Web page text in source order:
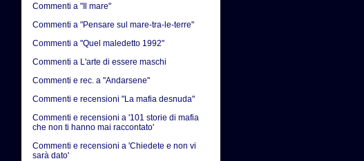
Commenti a "Il mare"
Commenti a "Pensare sul mare-tra-le-terre"
Commenti a "Quel maledetto 1992"
Commenti a L'arte di essere maschi
Commenti e rec. a "Andarsene"
Commenti e recensioni "La mafia desnuda"
Commenti e recensioni a '101 storie di mafia
che non ti hanno mai raccontato'
Commenti e recensioni a 'Chiedete e non vi
sarà dato'